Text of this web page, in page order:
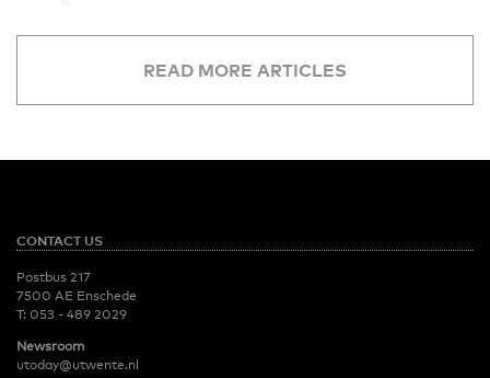
READ MORE ARTICLES
CONTACT US
Postbus 217
7500 AE Enschede
T: 053 - 489 2029
Newsroom
utoday@utwente.nl